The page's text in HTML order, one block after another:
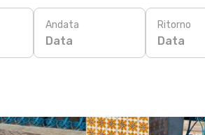
Andata
Data
Ritorno
Data